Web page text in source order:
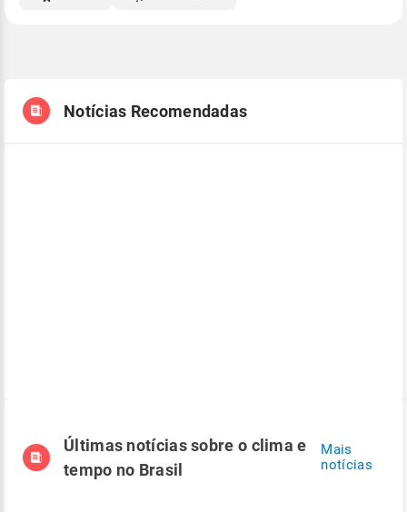
Notícias Recomendadas
Últimas notícias sobre o clima e
tempo no Brasil
Mais
notícias